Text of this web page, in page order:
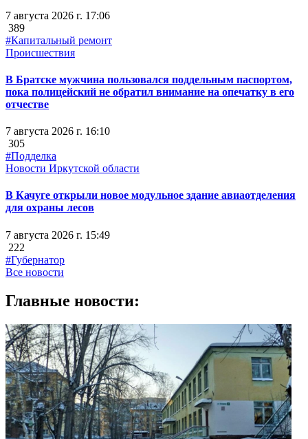
7 августа 2026 г. 17:06
389
#Капитальный ремонт
Происшествия
В Братске мужчина пользовался поддельным паспортом,
пока полицейский не обратил внимание на опечатку в его
отчестве
7 августа 2026 г. 16:10
305
#Подделка
Новости Иркутской области
В Качуге открыли новое модульное здание авиаотделения
для охраны лесов
7 августа 2026 г. 15:49
222
#Губернатор
Все новости
Главные новости: